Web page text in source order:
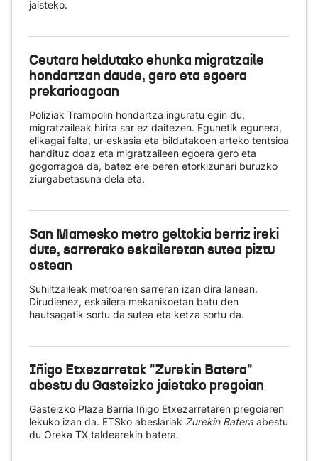
jaisteko.
Ceutara heldutako ehunka migratzaile
hondartzan daude, gero eta egoera
prekarioagoan
Poliziak Trampolin hondartza inguratu egin du,
migratzaileak hirira sar ez daitezen. Egunetik egunera,
elikagai falta, ur-eskasia eta bildutakoen arteko tentsioa
handituz doaz eta migratzaileen egoera gero eta
gogorragoa da, batez ere beren etorkizunari buruzko
ziurgabetasuna dela eta.
San Mamesko metro geltokia berriz ireki
dute, sarrerako eskaileretan sutea piztu
ostean
Suhiltzaileak metroaren sarreran izan dira lanean.
Dirudienez, eskailera mekanikoetan batu den
hautsagatik sortu da sutea eta ketza sortu da.
Iñigo Etxezarretak "Zurekin Batera"
abestu du Gasteizko jaietako pregoian
Gasteizko Plaza Barria Iñigo Etxezarretaren pregoiaren
lekuko izan da. ETSko abeslariak Zurekin Bateraabestu
du Oreka TX taldearekin batera.